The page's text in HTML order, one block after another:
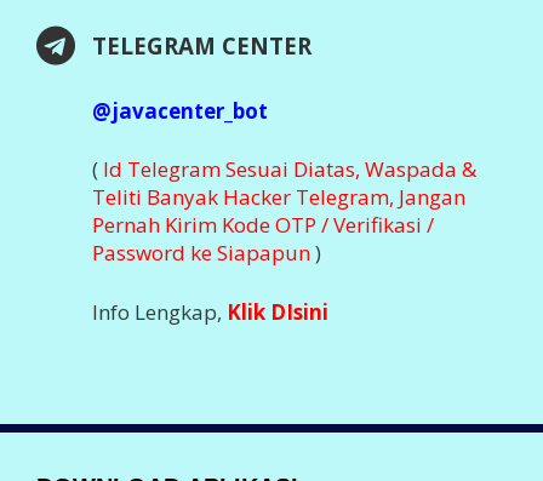
Nikmati Kemudahan Transaksi Via Aplikasi